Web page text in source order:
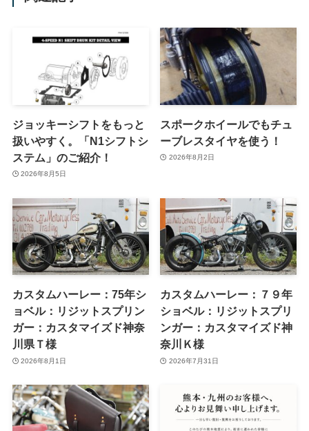
ジョッキーシフトをもっと
扱いやすく。「N1シフトシ
ステム」のご紹介！
2026年8月5日
スポークホイールでもチュ
ーブレスタイヤを使う！
2026年8月2日
カスタムハーレー：75年シ
ョベル：リジットスプリン
ガー：カスタマイズド神奈
川県Ｔ様
2026年8月1日
カスタムハーレー：７９年
ショベル：リジットスプリ
ンガー：カスタマイズド神
奈川Ｋ様
2026年7月31日